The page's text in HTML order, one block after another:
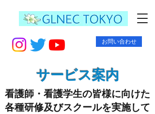
お問い合わせ
​サービス案内
看護師・看護学生の皆様に向けた
各種研修及びスクールを実施して